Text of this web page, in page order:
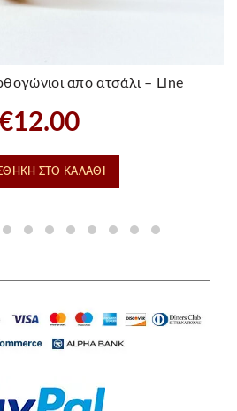
απο ατσάλι – Line
12.00
ΣΤΟ ΚΑΛΆΘΙ